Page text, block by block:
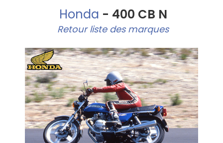
Honda - 400 CB N
Retour liste des marques